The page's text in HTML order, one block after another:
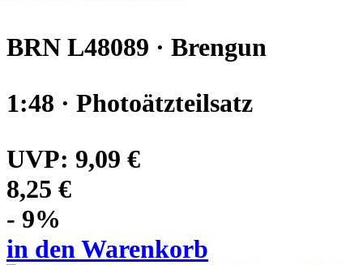
BRN L48089 · Brengun
1:48 · Photoätzteilsatz
UVP: 9,09 €
8,25 €
- 9%
in den Warenkorb